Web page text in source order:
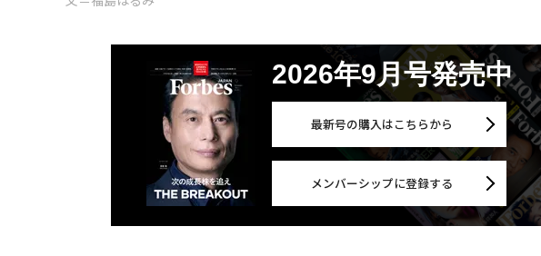
2026年9月号発売中
最新号の購入はこちらから
メンバーシップに登録する